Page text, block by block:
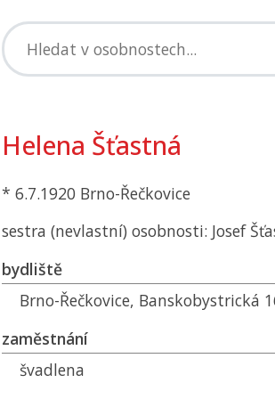
Helena Šťastná
* 6.7.1920 Brno-Řečkovice
sestra (nevlastní) osobnosti: Josef
bydliště
Brno-Řečkovice, Banskobystrická
zaměstnání
švadlena